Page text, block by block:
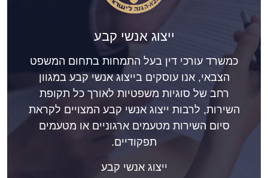
ייצוג אנשי קבע
כמשרד עורכי דין בעל התמחות בתחום המשפט
הצבאי, אנו עוסקים בייצוג אנשי קבע במגוון
רחב של סוגיות משפטיות לאורך כל תקופת
השירות, לרבות ייצוג אנשי קבע המצויים לקראת
סיום השירות מטעמים ארגוניים או מטעמים
תפקודיים.
ייצוג אנשי קבע